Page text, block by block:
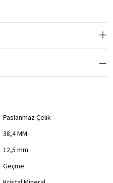
Paslanmaz Çelik
38,4 MM
12,5 mm
Geçme